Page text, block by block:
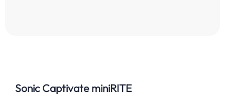
Sonic Captivate miniRITE